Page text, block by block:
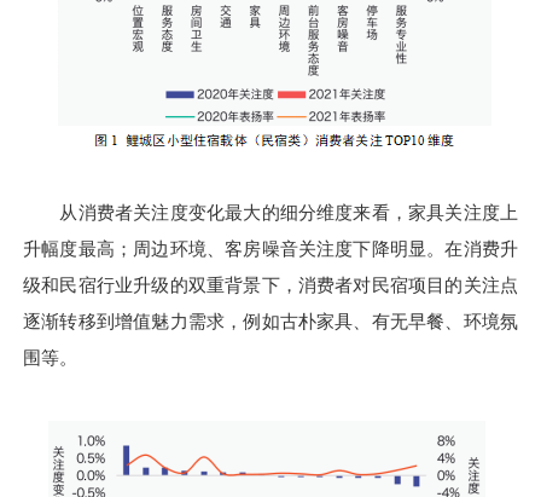
从消费者关注度变化最大的细分维度来看，家具关注度上
升幅度最高；周边环境、客房噪音关注度下降明显。在消费升
级和民宿行业升级的双重背景下，消费者对民宿项目的关注点
逐渐转移到增值魅力需求，例如古朴家具、有无早餐、环境氛
围等。